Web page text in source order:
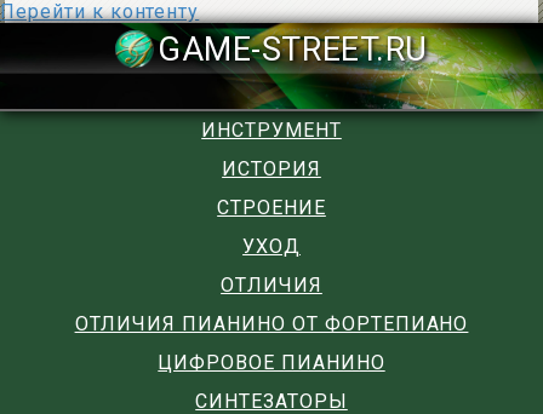
Перейти к контенту
GAME-
ИНСТРУМЕНТ
ИСТОРИЯ
СТРОЕНИЕ
УХОД
ОТЛИЧИЯ
ОТЛИЧИЯ ПИАНИНО ОТ ФОРТЕПИАНО
ЦИФРОВОЕ ПИАНИНО
СИНТЕЗАТОРЫ